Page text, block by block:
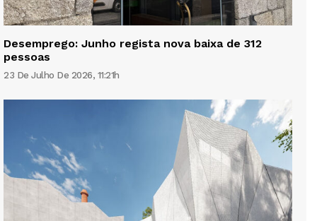
Desemprego: Junho regista nova baixa de 312
pessoas
23 De Julho De 2026, 11:21h